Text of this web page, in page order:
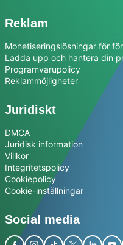
Reklam
Monetiseringslösningar för
Ladda upp och hantera din
Programvarupolicy
Reklammöjligheter
Juridiskt
DMCA
Juridisk information
Villkor
Integritetspolicy
Cookiepolicy
Cookie-inställningar
Social media